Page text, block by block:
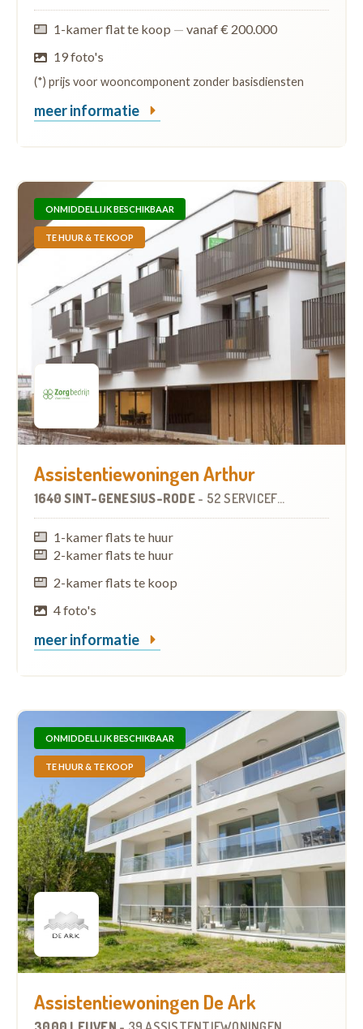
1-kamer flat te koop — vanaf € 200.000
19 foto's
(*) prijs voor wooncomponent zonder basisdiensten
meer informatie
ONMIDDELLIJK BESCHIKBAAR
TE HUUR & TE KOOP
Assistentiewoningen Arthur
1640 SINT-GENESIUS-RODE - 52 SERVICEFLATS
1-kamer flats te huur
2-kamer flats te huur
2-kamer flats te koop
4 foto's
meer informatie
ONMIDDELLIJK BESCHIKBAAR
TE HUUR & TE KOOP
Assistentiewoningen De Ark